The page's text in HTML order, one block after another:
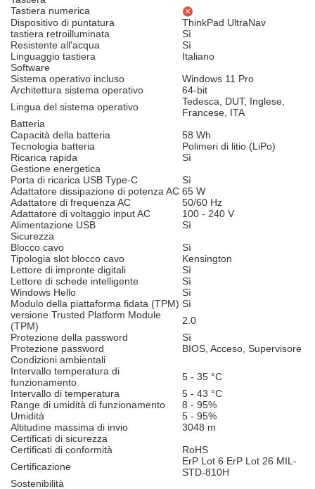
Tastiera numerica
Dispositivo di puntatura
ThinkPad UltraNav
tastiera retroilluminata
Sì
Resistente all'acqua
Sì
Linguaggio tastiera
Italiano
Software
Sistema operativo incluso
Windows 11 Pro
Architettura sistema operativo
64-bit
Lingua del sistema operativo
Tedesca, DUT, Inglese,
Francese, ITA
Batteria
Capacità della batteria
58 Wh
Tecnologia batteria
Polimeri di litio (LiPo)
Ricarica rapida
Sì
Gestione energetica
Porta di ricarica USB Type-C
Sì
Adattatore dissipazione di potenza AC 65 W
Adattatore di frequenza AC
50/60 Hz
Adattatore di voltaggio input AC
100 - 240 V
Alimentazione USB
Sì
Sicurezza
Blocco cavo
Sì
Tipologia slot blocco cavo
Kensington
Lettore di impronte digitali
Sì
Lettore di schede intelligente
Sì
Windows Hello
Sì
Modulo della piattaforma fidata (TPM) Sì
versione Trusted Platform Module
(TPM)
2.0
Protezione della password
Sì
Protezione password
BIOS, Acceso, Supervisore
Condizioni ambientali
Intervallo temperatura di
funzionamento
5 - 35 °C
Intervallo di temperatura
5 - 43 °C
Range di umidità di funzionamento
8 - 95%
Umidità
5 - 95%
Altitudine massima di invio
3048 m
Certificati di sicurezza
Certificati di conformità
RoHS
Certificazione
ErP Lot 6 ErP Lot 26 MIL-
STD-810H
Sostenibilità